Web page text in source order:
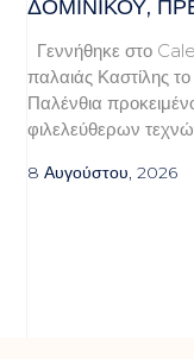
ΔΟΜΙΝΙΚΟΥ,
Γεννήθηκε στο
παλαιάς Καστίλης
Παλένθια
φιλελεύθερων
8 Αυγούστου, 2026